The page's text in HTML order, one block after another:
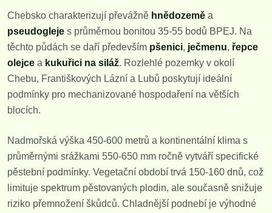
Chebsko charakterizují převážně hnědozemě a
pseudogleje s průměrnou bonitou 35-55 bodů BPEJ. Na
těchto půdách se daří především pšenici, ječmenu, řepce
olejce a kukuřici na siláž. Rozlehlé pozemky v okolí
Chebu, Františkových Lázní a Lubů poskytují ideální
podmínky pro mechanizované hospodaření na větších
blocích.
Nadmořská výška 450-600 metrů a kontinentální klima s
průměrnými srážkami 550-650 mm ročně vytváří specifické
pěstební podmínky. Vegetační období trvá 150-160 dnů, což
limituje spektrum pěstovaných plodin, ale současně snižuje
riziko přemnožení škůdců. Chladnější podnebí je výhodné